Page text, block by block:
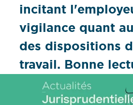
incitant
vigilance quant
des dispositions
travail. Bonne